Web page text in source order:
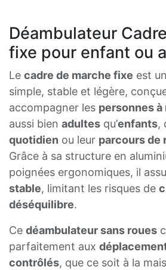
Déambulateur
fixe pour enfant ou
Le cadre de marche fixe est
simple, stable et légère,
accompagner les personnes
aussi bien adultes qu’enfants,
quotidien ou leur parcours de
Grâce à sa structure en
poignées ergonomiques, il
stable, limitant les risques de
déséquilibre.
Ce déambulateur sans roues
parfaitement aux
contrôlés, que ce soit à la